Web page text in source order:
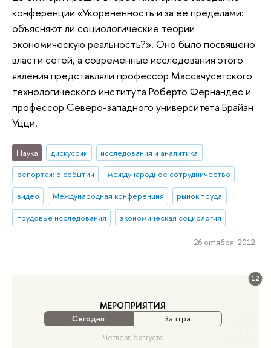
12
МЕРОПРИЯТИЯ
Сегодня Завтра
Четверг, 6 августа
конференции «Укорененность и за ее пределами:
объясняют ли социологические теории
экономическую реальность?». Оно было посвящено
власти сетей, а современные исследования этого
явления представляли профессор Массачусетского
технологического института Роберто Фернандес и
профессор Северо-западного университета Брайан
Уцци.
Наука дискуссии
исследования и аналитика
репортаж о событии
международное сотрудничество
видео
Международная конференция
рынок труда
трудовые исследования
экономическая социология
26 октября 2012